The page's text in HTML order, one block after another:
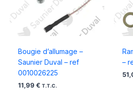
Bougie d’allumage –
Saunier Duval – ref
0010026225
11,99 € T.T.C.
–